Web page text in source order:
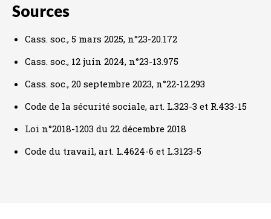
Sources
Cass. soc., 5 mars 2025, n°23-20.172
Cass. soc., 12 juin 2024, n°23-13.975
Cass. soc., 20 septembre 2023, n°22-12.293
Code de la sécurité sociale, art. L.323-3 et R.433-15
Loi n°2018-1203 du 22 décembre 2018
Code du travail, art. L.4624-6 et L.3123-5